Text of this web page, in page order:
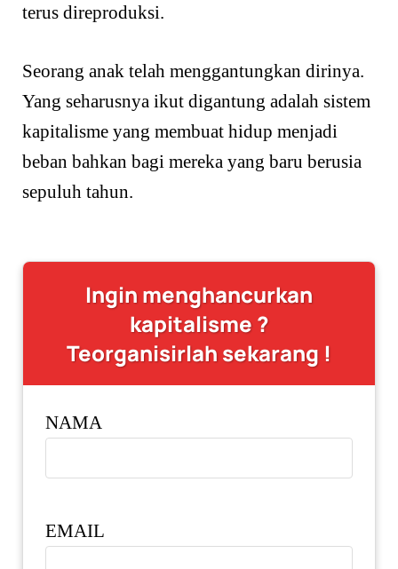
terus direproduksi.
Seorang anak telah menggantungkan dirinya.
Yang seharusnya ikut digantung adalah sistem
kapitalisme yang membuat hidup menjadi
beban bahkan bagi mereka yang baru berusia
sepuluh tahun.
Ingin menghancurkan
kapitalisme ?
Teorganisirlah sekarang !
NAMA
EMAIL